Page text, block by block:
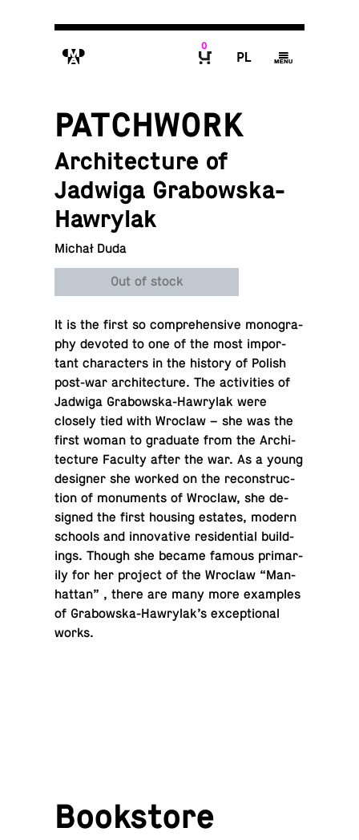
M
0
P g
PATCHWORK
Architecture of
Jadwiga Grabowska-
Hawrylak
Michał Duda
Out of stock
It is the first so com­pre­hen­sive monog­ra­
phy devoted to one of the most im­por­
tant char­ac­ters in the history of Polish
post-war ar­chi­tec­ture. The ac­tiv­i­ties of
Jadwiga Grabowska-Hawry­lak were
closely tied with Wroclaw – she was the
first woman to grad­u­ate from the Ar­chi­
tec­ture Faculty after the war. As a young
de­signer she worked on the re­con­struc­
tion of mon­u­ments of Wroclaw, she de­
signed the first housing estates, modern
schools and in­no­v­a­tive res­i­den­tial build­
ings. Though she became famous pri­mar­
ily for her project of the Wroclaw “Man­
hat­tan” , there are many more ex­am­ples
of Grabowska-Hawry­lak’s ex­cep­tional
works.
Book­store